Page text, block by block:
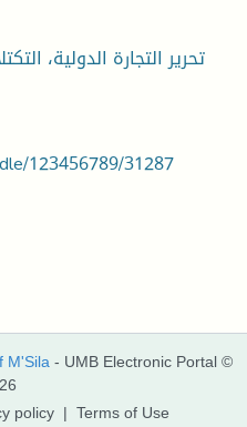
تحرير التجارة الدولية،
123456789/31287
M'Sila - UMB Electronic Portal ©
policy | Terms of Use